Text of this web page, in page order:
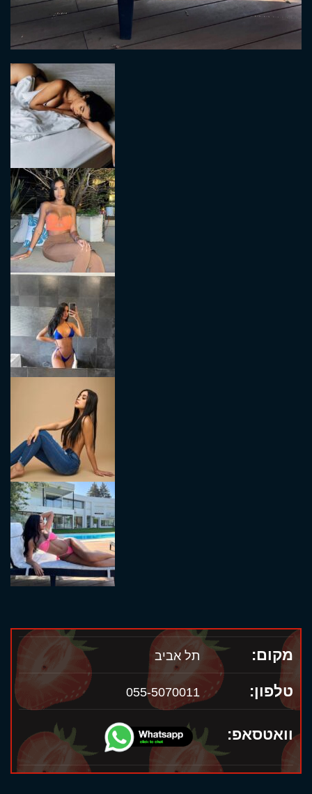
מקום: תל אביב
טלפון: 055-5070011
וואטסאפ: